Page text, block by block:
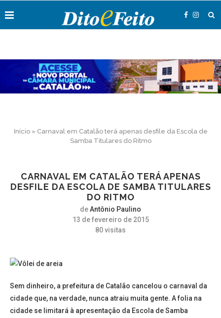
Início» Carnaval em Catalão terá apenas desfile da Escola de
Samba Titulares do Ritmo
CARNAVAL EM CATALÃO TERÁ APENAS
DESFILE DA ESCOLA DE SAMBA TITULARES
DO RITMO
deAntônio Paulino
13 de fevereiro de 2015
80visitas
Sem dinheiro, a prefeitura de Catalão cancelou o carnaval da
cidade que, na verdade, nunca atraiu muita gente. A folia na
cidade se limitará à apresentação da Escola de Samba